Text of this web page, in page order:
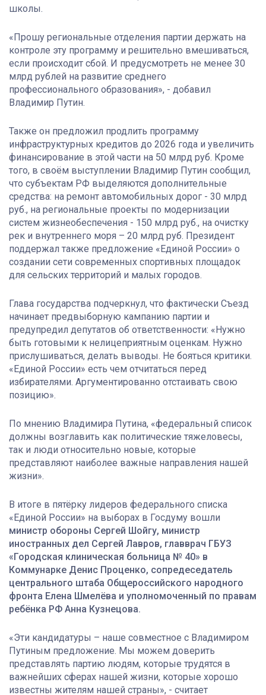
школы.
«Прошу региональные отделения партии держать на
контроле эту программу и решительно вмешиваться,
если происходит сбой. И предусмотреть не менее 30
млрд рублей на развитие среднего
профессионального образования», - добавил
Владимир Путин.
Также он предложил продлить программу
инфраструктурных кредитов до 2026 года и увеличить
финансирование в этой части на 50 млрд руб. Кроме
того, в своём выступлении Владимир Путин сообщил,
что субъектам РФ выделяются дополнительные
средства: на ремонт автомобильных дорог - 30 млрд
руб., на региональные проекты по модернизации
систем жизнеобеспечения - 150 млрд руб., на очистку
рек и внутреннего моря – 20 млрд руб. Президент
поддержал также предложение «Единой России» о
создании сети современных спортивных площадок
для сельских территорий и малых городов.
Глава государства подчеркнул, что фактически Съезд
начинает предвыборную кампанию партии и
предупредил депутатов об ответственности: «Нужно
быть готовыми к нелицеприятным оценкам. Нужно
прислушиваться, делать выводы. Не бояться критики.
«Единой России» есть чем отчитаться перед
избирателями. Аргументированно отстаивать свою
позицию».
По мнению Владимира Путина, «федеральный список
должны возглавить как политические тяжеловесы,
так и люди относительно новые, которые
представляют наиболее важные направления нашей
жизни».
В итоге в пятёрку лидеров федерального списка
«Единой России» на выборах в Госдуму вошли
министр обороны Сергей Шойгу, министр
иностранных дел Сергей Лавров, главврач ГБУЗ
«Городская клиническая больница № 40» в
Коммунарке Денис Проценко, сопредеседатель
центрального штаба Общероссийского народного
фронта Елена Шмелёва и уполномоченный по правам
ребёнка РФ Анна Кузнецова.
«Эти кандидатуры – наше совместное с Владимиром
Путиным предложение. Мы можем доверить
представлять партию людям, которые трудятся в
важнейших сферах нашей жизни, которые хорошо
известны жителям нашей страны», - считает